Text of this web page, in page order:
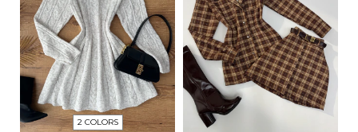
2 COLORS